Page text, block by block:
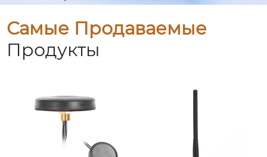
Самые Продаваемые
Продукты